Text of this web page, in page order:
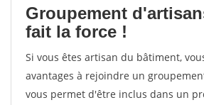
Groupement
fait la force !
Si vous êtes artisan du bâtiment,
avantages à rejoindre un
vous permet d'être inclus dans un